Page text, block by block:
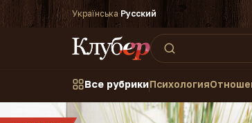
Українська·Русский
Все рубрикиПсихология